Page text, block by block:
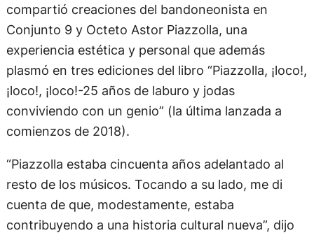
compartió creaciones del bandoneonista en
Conjunto 9 y Octeto Astor Piazzolla, una
experiencia estética y personal que además
plasmó en tres ediciones del libro “Piazzolla, ¡loco!,
¡loco!, ¡loco!-25 años de laburo y jodas
conviviendo con un genio” (la última lanzada a
comienzos de 2018).
“Piazzolla estaba cincuenta años adelantado al
resto de los músicos. Tocando a su lado, me di
cuenta de que, modestamente, estaba
contribuyendo a una historia cultural nueva”, dijo